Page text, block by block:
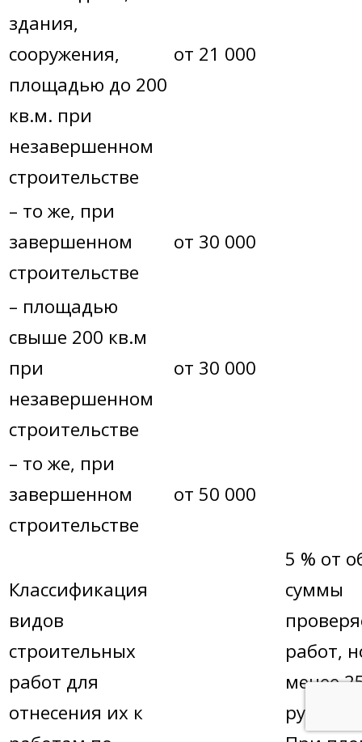
здания,
сооружения,
площадью до 200
кв.м. при
незавершенном
строительстве
от 21 000
– то же, при
завершенном
строительстве
от 30 000
– площадью
свыше 200 кв.м
при
незавершенном
строительстве
от 30 000
– то же, при
завершенном
строительстве
от 50 000
Классификация
видов
строительных
работ для
отнесения их к
5 % от
суммы
работ,
менее
руб.